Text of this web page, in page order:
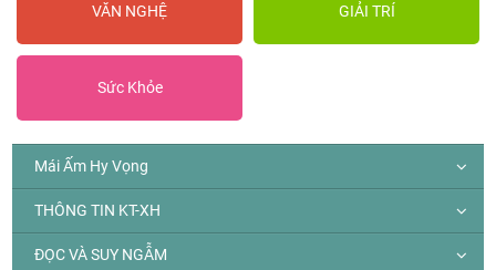
VĂN NGHỆ GIẢI TRÍ
Sức Khỏe
Mái Ấm Hy Vọng
THÔNG TIN KT-XH
ĐỌC VÀ SUY NGẪM